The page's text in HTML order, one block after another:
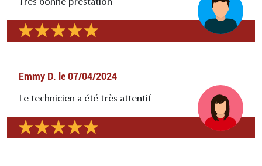
Très bonne prestation
Emmy D. le 07/04/2024
Le technicien a été très attentif